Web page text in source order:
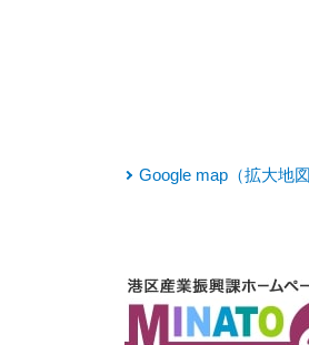
Google map（拡大地